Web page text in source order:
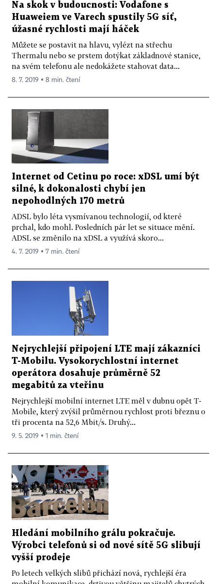
Na skok v budoucnosti: Vodafone s
Huaweiem ve Varech spustily 5G síť,
úžasné rychlosti mají háček
Můžete se postavit na hlavu, vylézt na střechu
Thermalu nebo se prstem dotýkat základnové stanice,
na svém telefonu ale nedokážete stahovat data...
8. 7. 2019 ▪ 8 min. čtení
Internet od Cetinu po roce: xDSL umí být
silné, k dokonalosti chybí jen
nepohodlných 170 metrů
ADSL bylo léta vysmívanou technologií, od které
prchal, kdo mohl. Posledních pár let se situace mění.
ADSL se změnilo na xDSL a využívá skoro...
4. 7. 2019 ▪ 7 min. čtení
Nejrychlejší připojení LTE mají zákazníci
T-Mobilu. Vysokorychlostní internet
operátora dosahuje průměrně 52
megabitů za vteřinu
Nejrychlejší mobilní internet LTE měl v dubnu opět T-
Mobile, který zvýšil průměrnou rychlost proti březnu o
tři procenta na 52,6 Mbit/s. Druhý...
9. 5. 2019 ▪ 1 min. čtení
Hledání mobilního grálu pokračuje.
Výrobci telefonů si od nové sítě 5G slibují
vyšší prodeje
Po letech velkých slibů přichází nová, rychlejší éra